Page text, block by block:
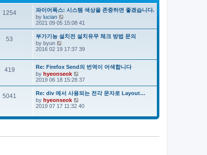
e
s
p
s
t
l
a
t
e
s
p
s
t
1254
파이어폭스: 시스템 색상을 존중하면 좋겠습니다.
by lucian
i
e
w
t
h
e
a
t
e
s
t
p
o
s
2021 09 05 15:08 41
53
부가기능 설치전 설치유무 체크 방법 문의
by byun
i
w
t
h
e
a
t
e
s
p
t
2016 02 19 17:37 39
419
Re: Firefox Send의 번역이 어색합니다
by hyeonseok
i
e
w
t
h
e
a
s
2019 06 18 15:28 37
5041
Re: div 에서 사용되는 전각 문자로 Layout…
by hyeonseok
i
w
e
2019 07 17 11:32 40